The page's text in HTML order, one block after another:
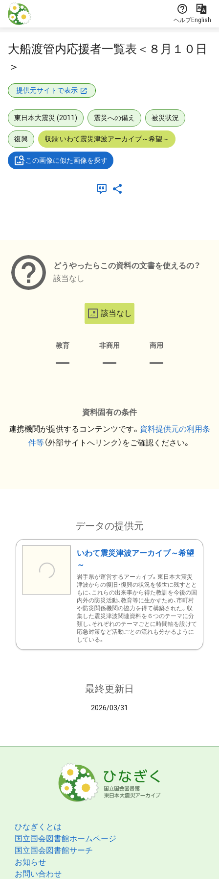
本文に飛ぶ
ヘルプEnglish
大船渡管内応援者一覧表＜８月１０日
＞
提供元サイトで表示
東日本大震災 (2011) 震災への備え 被災状況
復興 収録:いわて震災津波アーカイブ～希望～
この画像に似た画像を探す
どうやったらこの資料の文書を使えるの？
該当なし
該当なし
教育 非商用 商用
資料固有の条件
連携機関が提供するコンテンツです。 資料提供元の利用条
件等（外部サイトへリンク）をご確認ください。
データの提供元
いわて震災津波アーカイブ～希望
～
岩手県が運営するアーカイブ。東日本大震災
津波からの復旧・復興の状況を後世に残すとと
もに、これらの出来事から得た教訓を今後の国
内外の防災活動、教育等に生かすため、市町村
や防災関係機関の協力を得て構築された。収
集した震災津波関連資料を６つのテーマに分
類し、それぞれのテーマごとに時間軸を設けて
応急対策など活動ごとの流れも分かるように
している。
最終更新日
2026/03/31
ひなぎくとは
国立国会図書館ホームページ
国立国会図書館サーチ
お知らせ
お問い合わせ